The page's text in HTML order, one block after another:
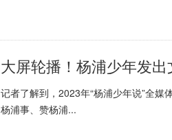
大屏轮播！杨浦少年发
记者了解到，2023年“杨浦少年说”全媒
杨浦事、赞杨浦...